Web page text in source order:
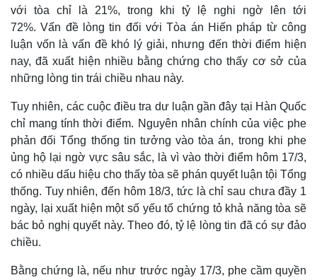
với tòa chỉ là 21%, trong khi tỷ lệ nghi ngờ lên tới
72%. Vấn đề lòng tin đối với Tòa án Hiến pháp từ công
luận vốn là vấn đề khó lý giải, nhưng đến thời điểm hiện
nay, đã xuất hiện nhiều bằng chứng cho thấy cơ sở của
những lòng tin trái chiều nhau này.
Tuy nhiên, các cuộc điều tra dư luận gần đây tại Hàn Quốc
chỉ mang tính thời điểm. Nguyên nhân chính của việc phe
phản đối Tổng thống tin tưởng vào tòa án, trong khi phe
ủng hộ lại ngờ vực sâu sắc, là vì vào thời điểm hôm 17/3,
có nhiều dấu hiệu cho thấy tòa sẽ phán quyết luận tội Tổng
thống. Tuy nhiên, đến hôm 18/3, tức là chỉ sau chưa đầy 1
ngày, lại xuất hiện một số yếu tố chứng tỏ khả năng tòa sẽ
bác bỏ nghị quyết này. Theo đó, tỷ lệ lòng tin đã có sự đảo
chiều.
Bằng chứng là, nếu như trước ngày 17/3, phe cầm quyền